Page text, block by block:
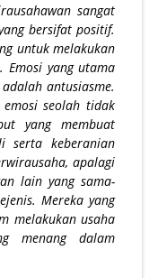
sangat
bersifat positif.
untuk melakukan
Emosi yang utama
antusiasme.
seolah tidak
yang membuat
serta keberanian
apalagi
lain yang sama-
Mereka yang
melakukan usaha
menang dalam